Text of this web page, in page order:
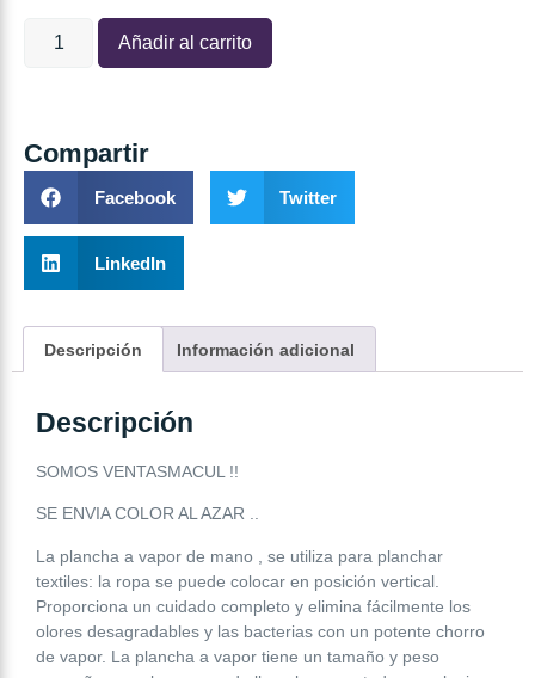
Añadir al carrito
Compartir
Facebook Twitter
LinkedIn
Descripción Información adicional
Descripción
SOMOS VENTASMACUL !!
SE ENVIA COLOR AL AZAR ..
La plancha a vapor de mano , se utiliza para planchar
textiles: la ropa se puede colocar en posición vertical.
Proporciona un cuidado completo y elimina fácilmente los
olores desagradables y las bacterias con un potente chorro
de vapor. La plancha a vapor tiene un tamaño y peso